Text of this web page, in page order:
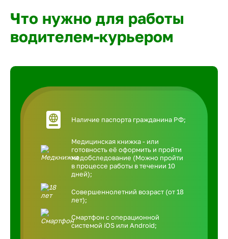
Что нужно для работы
водителем-курьером
Наличие паспорта гражданина РФ;
Медицинская книжка - или
готовность её оформить и пройти
медобследование (Можно пройти
в процессе работы в течении 10
дней);
Совершеннолетний возраст (от 18
лет);
Смартфон с операционной
системой iOS или Android;